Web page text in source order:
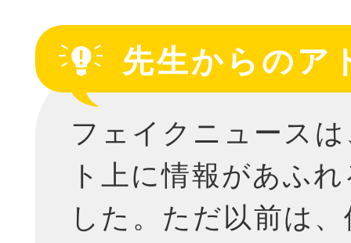
先生からのア
フェイクニュース
ト上に情報があふ
した。ただ以前は